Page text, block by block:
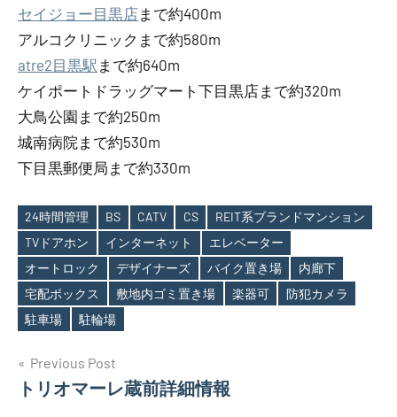
セイジョー目黒店まで約400m
アルコクリニックまで約580m
atre2目黒駅 まで約640m
ケイポートドラッグマート下目黒店まで約320m
大鳥公園まで約250m
城南病院まで約530m
下目黒郵便局まで約330m
Tags
24時間管理 BS CATV CS
REIT系ブランドマンション
TVドアホン
インターネット
エレベーター
オートロック
デザイナーズ バイク置き場
内廊下
宅配ボックス
敷地内ゴミ置き場 楽器可
防犯カメラ
駐車場
駐輪場
投
稿
Previous Post
トリオマーレ蔵前詳細情報